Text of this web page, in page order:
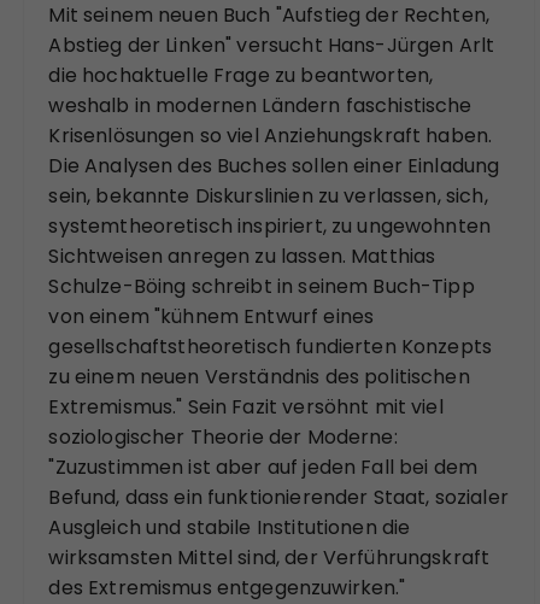
Mit seinem neuen Buch "Aufstieg der Rechten,
Abstieg der Linken" versucht Hans-Jürgen Arlt
die hochaktuelle Frage zu beantworten,
weshalb in modernen Ländern faschistische
Krisenlösungen so viel Anziehungskraft haben.
Die Analysen des Buches sollen einer Einladung
sein, bekannte Diskurslinien zu verlassen, sich,
systemtheoretisch inspiriert, zu ungewohnten
Sichtweisen anregen zu lassen. Matthias
Schulze-Böing schreibt in seinem Buch-Tipp
von einem "kühnem Entwurf eines
gesellschaftstheoretisch fundierten Konzepts
zu einem neuen Verständnis des politischen
Extremismus." Sein Fazit versöhnt mit viel
soziologischer Theorie der Moderne:
"Zuzustimmen ist aber auf jeden Fall bei dem
Befund, dass ein funktionierender Staat, sozialer
Ausgleich und stabile Institutionen die
wirksamsten Mittel sind, der Verführungskraft
des Extremismus entgegenzuwirken."